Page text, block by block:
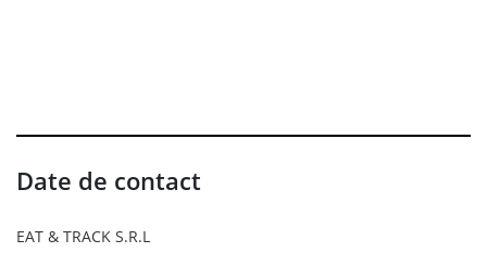
Date de contact
EAT & TRACK S.R.L